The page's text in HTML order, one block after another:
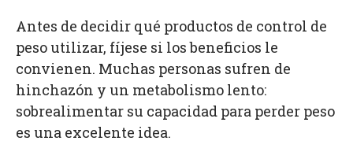
Antes de decidir qué productos de control de
peso utilizar, fíjese si los beneficios le
convienen. Muchas personas sufren de
hinchazón y un metabolismo lento:
sobrealimentar su capacidad para perder peso
es una excelente idea.